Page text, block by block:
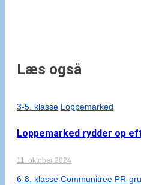
Læs også
3-5. klasse Loppemarked
Loppemarked rydder op
11. oktober 2024
6-8. klasse Communitree PR-